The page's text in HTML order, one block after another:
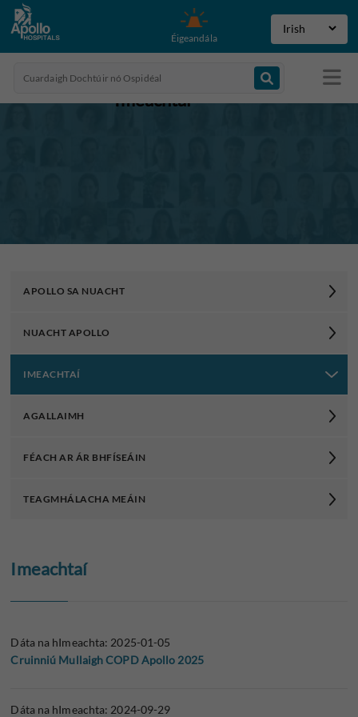
Éigeandála
Imeachtaí
APOLLO SA NUACHT
NUACHT APOLLO
IMEACHTAÍ
AGALLAIMH
FÉACH AR ÁR BHFÍSEÁIN
TEAGMHÁLACHA MEÁIN
Imeachtaí
Dáta na hImeachta: 2025-01-05
Cruinniú Mullaigh COPD Apollo 2025
Dáta na hImeachta: 2024-09-29